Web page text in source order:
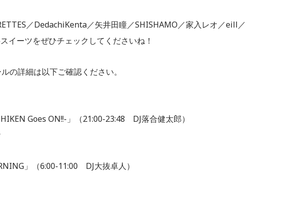
／DedachiKenta／矢井田瞳／SHISHAMO／家入レオ／eill／
イーツをぜひチェックしてくださいね！
の詳細は以下ご確認ください。
Goes ON!!-」（21:00-23:48 DJ落合健太郎）
」（6:00-11:00 DJ大抜卓人）